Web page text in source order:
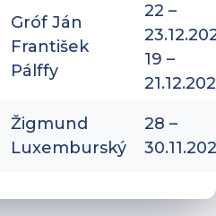
Gróf Ján
František
Pálffy
22 –
19 –
Žigmund
Luxemburský
28 –